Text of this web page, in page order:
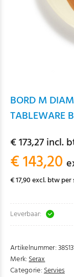
BORD M
TABLEWARE
€ 173,27 incl.
€ 143,20
€ 17,90 excl. btw
Leverbaar:
Artikelnummer:
Merk:Serax
Categorie:Servies